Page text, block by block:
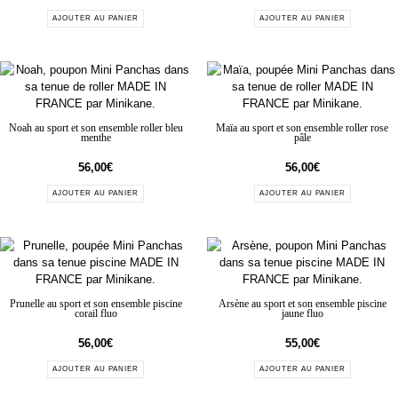
AJOUTER AU PANIER AJOUTER AU PANIER
Noah au sport et son ensemble roller bleu
menthe
56,00€
AJOUTER AU PANIER
Maïa au sport et son ensemble roller rose
pâle
56,00€
AJOUTER AU PANIER
Prunelle au sport et son ensemble piscine
corail fluo
56,00€
AJOUTER AU PANIER
Arsène au sport et son ensemble piscine
jaune fluo
55,00€
AJOUTER AU PANIER